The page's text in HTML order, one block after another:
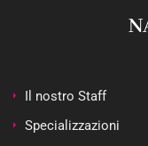
Il nostro Staff
Specializzazioni